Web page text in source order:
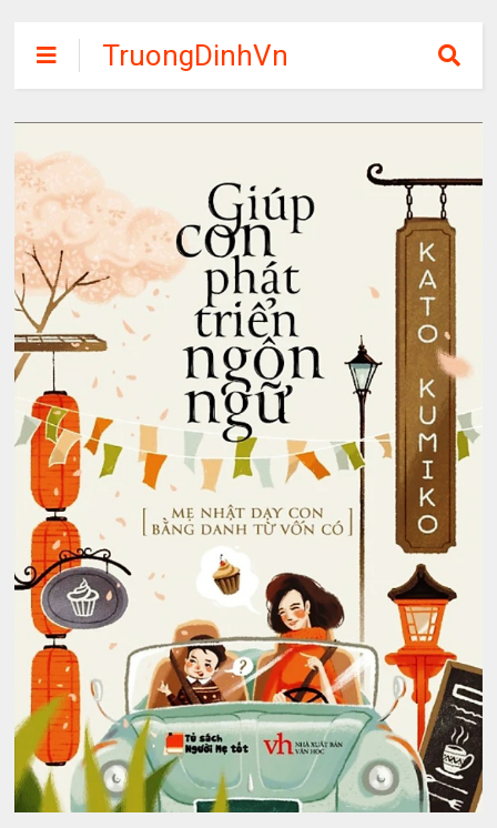
TruongDinhVn
Chia sẽ ebook,
các khóa học,
tập miễn phí